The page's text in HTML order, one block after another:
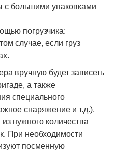
с большими упаковками
погрузчика:
случае, если груз
вручную будет зависеть
а также
специального
снаряжение и т.д.).
нужного количества
При необходимости
посменную